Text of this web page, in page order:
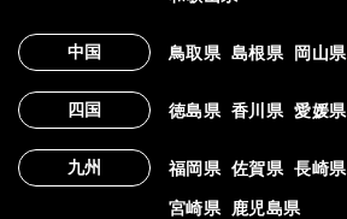
中国 鳥取県 島根県 岡山県
四国 徳島県 香川県 愛媛県
九州 福岡県 佐賀県 長崎県
宮崎県
鹿児島県